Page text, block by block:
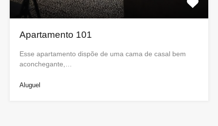
Apartamento 101
Esse apartamento dispõe de uma cama de casal bem
aconchegante,…
Aluguel